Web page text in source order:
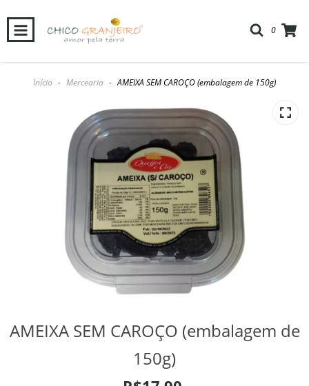
0
Início - Mercearia - AMEIXA SEM CAROÇO (embalagem de 150g)
AMEIXA SEM CAROÇO (embalagem de
150g)